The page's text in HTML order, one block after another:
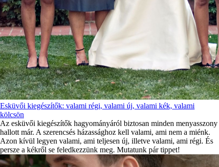
Esküvői kiegészítők: valami régi, valami új, valami kék, valami
kölcsön
Az esküvői kiegészítők hagyományáról biztosan minden menyasszony
hallott már. A szerencsés házassághoz kell valami, ami nem a miénk.
Azon kívül legyen valami, ami teljesen új, illetve valami, ami régi. És
persze a kékről se feledkezzünk meg. Mutatunk pár tippet!